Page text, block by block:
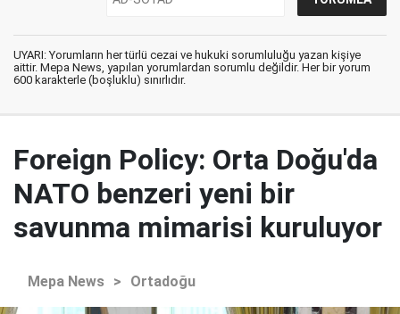
UYARI: Yorumların her türlü cezai ve hukuki sorumluluğu yazan kişiye
aittir. Mepa News, yapılan yorumlardan sorumlu değildir. Her bir yorum
600 karakterle (boşluklu) sınırlıdır.
Foreign Policy: Orta Doğu'da
NATO benzeri yeni bir
savunma mimarisi kuruluyor
Mepa News > Ortadoğu